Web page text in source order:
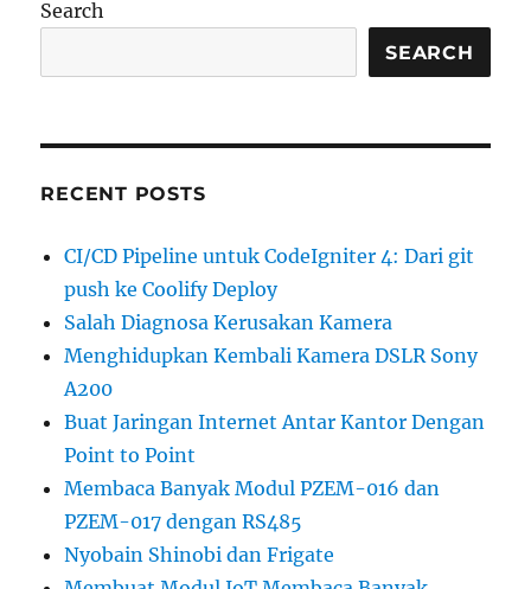
Search
SEARCH
RECENT POSTS
CI/CD Pipeline untuk CodeIgniter 4: Dari git
push ke Coolify Deploy
Salah Diagnosa Kerusakan Kamera
Menghidupkan Kembali Kamera DSLR Sony
A200
Buat Jaringan Internet Antar Kantor Dengan
Point to Point
Membaca Banyak Modul PZEM-016 dan
PZEM-017 dengan RS485
Nyobain Shinobi dan Frigate